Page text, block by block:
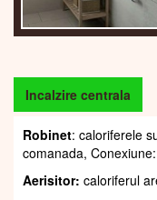
Incalzire centrala
Robinet: caloriferele
comanada,
Aerisitor: caloriferul